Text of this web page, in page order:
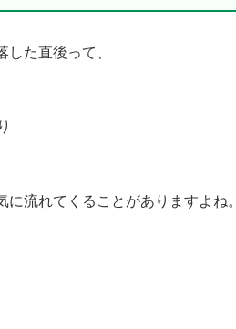
た直後って、
流れてくることがありますよね。